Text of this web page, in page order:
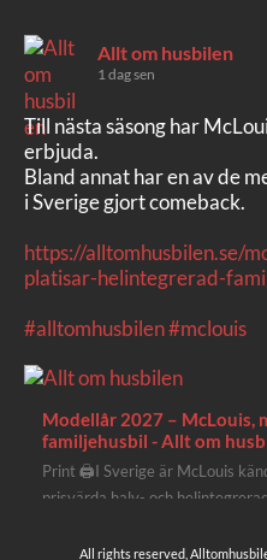
Allt om husbilen
1 dag sen
Till nästa säsong har
erbjuda.
Bland annat har en av de
i Sverige gjort comeback.
https://alltomhusbilen.se/
platisar-helintegrerad-
#alltomhusbilen#mclouis
Modellår 2027 – McLouis,
familjehusbil - Allt om
Print 🖨I Sverige är McLouis
prisvärda halv- och
plåtisutbud lite extra kärlek
All rights reserved,